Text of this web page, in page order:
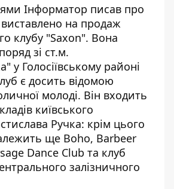
Інформатор писав про
виставлено на продаж
клубу "Saxon". Вона
зі ст.м.
у Голосіївському районі
є досить відомою
молоді. Він входить
київського
Ручка: крім цього
ще Boho, Barbeer
Dance Club та клуб
залізничного